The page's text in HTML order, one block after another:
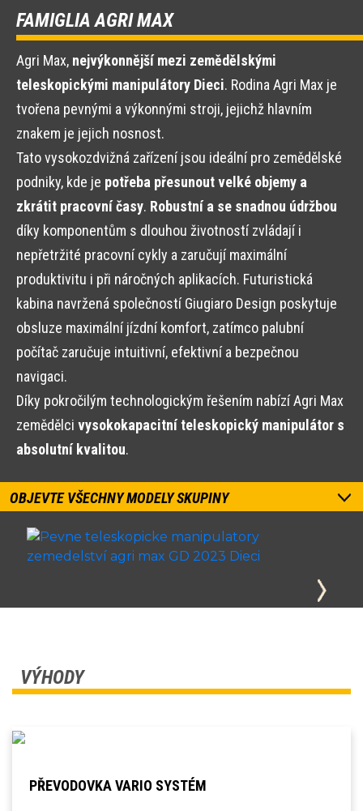
FAMIGLIA AGRI MAX
Agri Max, nejvýkonnější mezi zemědělskými
teleskopickými manipulátory Dieci. Rodina Agri Max je
tvořena pevnými a výkonnými stroji, jejichž hlavním
znakem je jejich nosnost.
Tato vysokozdvižná zařízení jsou ideální pro zemědělské
podniky, kde je potřeba přesunout velké objemy a
zkrátit pracovní časy. Robustní a se snadnou údržbou
díky komponentům s dlouhou životností zvládají i
nepřetržité pracovní cykly a zaručují maximální
produktivitu i při náročných aplikacích. Futuristická
kabina navržená společností Giugiaro Design poskytuje
obsluze maximální jízdní komfort, zatímco palubní
počítač zaručuje intuitivní, efektivní a bezpečnou
navigaci.
Díky pokročilým technologickým řešením nabízí Agri Max
zemědělci vysokokapacitní teleskopický manipulátor s
absolutní kvalitou.
OBJEVTE VŠECHNY MODELY SKUPINY
VÝHODY
PŘEVODOVKA VARIO SYSTÉM